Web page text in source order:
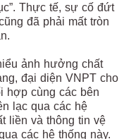
Thực tế, sự cố đứt
đã phải mất tròn
ảnh hưởng chất
đại diện VNPT cho
hợp cùng các bên
lạc qua các hệ
liền và thông tin vệ
các hệ thống này.